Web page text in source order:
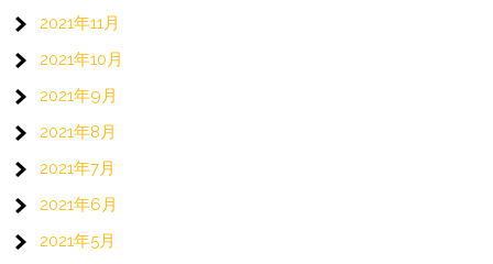
2021年11月
2021年10月
2021年9月
2021年8月
2021年7月
2021年6月
2021年5月